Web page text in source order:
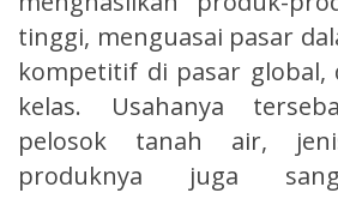
tinggi, menguasai pasar
kompetitif di pasar global,
kelas. Usahanya
pelosok tanah air,
produknya juga